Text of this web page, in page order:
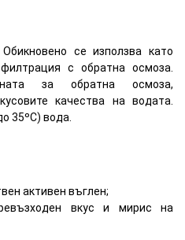
се използва като
с обратна осмоза.
за обратна осмоза,
качества на водата.
35ºC) вода.
активен въглен;
вкус и мирис на